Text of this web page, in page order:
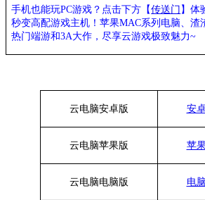
手机也能玩PC游戏？点击下方【传送门 】体
秒变高配游戏主机 ！苹果MAC系列电脑、渣
热门端游和3A大作， 尽享云游戏极致魅力~
云电脑安卓版 安
云电脑苹果版 苹
云电脑电脑版 电